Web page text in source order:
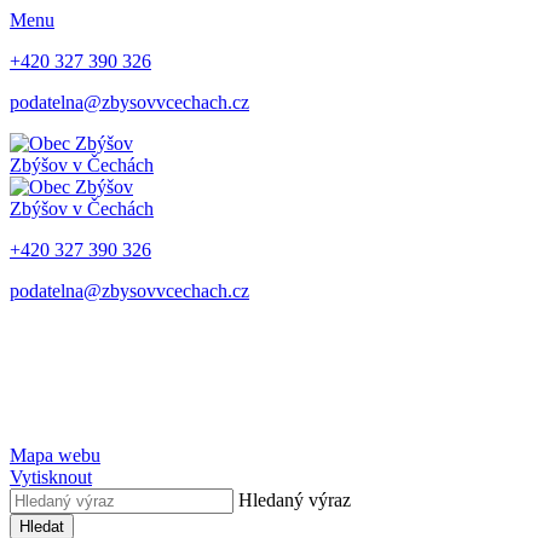
Menu
+420 327 390 326
podatelna@zbysovvcechach.cz
Zbýšov v Čechách
Zbýšov v Čechách
+420 327 390 326
podatelna@zbysovvcechach.cz
Mapa webu
Vytisknout
Hledaný výraz
Hledat